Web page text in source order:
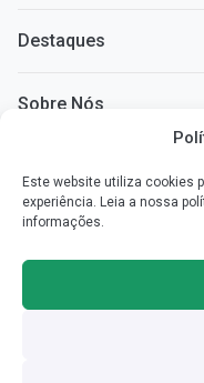
Este website utiliza cookies
experiência. Leia a nossa
informações.
Destaques
Sobre Nós
Simplificamos a